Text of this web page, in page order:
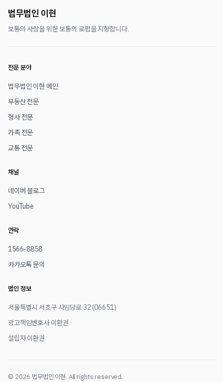
법무법인 이현
보통의 사람을 위한 보통의 로펌을 지향합니다.
전문 분야
법무법인 이현 메인
부동산 전문
형사 전문
가족 전문
교통 전문
채널
네이버 블로그
YouTube
연락
1566-8858
카카오톡 문의
법인 정보
서울특별시 서초구 사임당로 32 (06651)
광고책임변호사 이환권
설립자 이환권
© 2026 법무법인 이현. All rights reserved.